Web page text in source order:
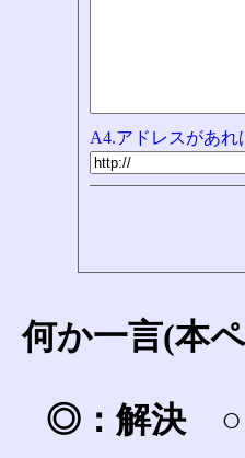
A4.アドレスがあれ
何か一言(本
◎：解決 ○